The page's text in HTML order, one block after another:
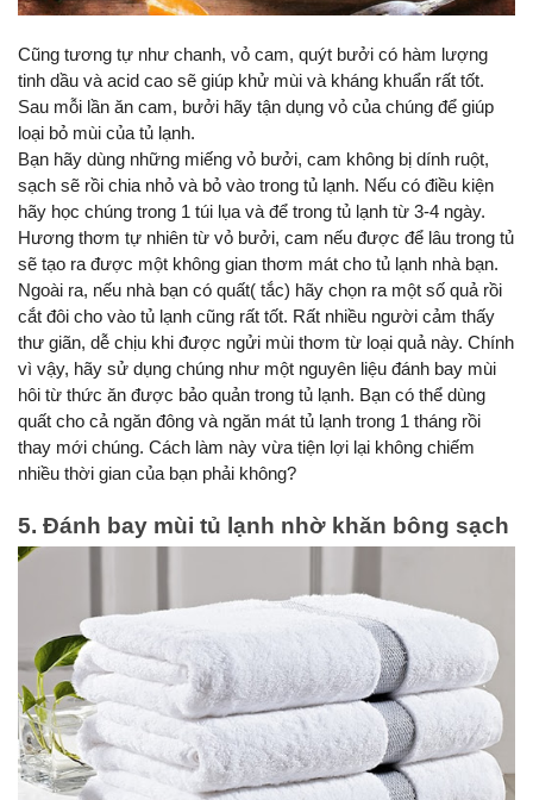
Cũng tương tự như chanh, vỏ cam, quýt bưởi có hàm lượng
tinh dầu và acid cao sẽ giúp khử mùi và kháng khuẩn rất tốt.
Sau mỗi lần ăn cam, bưởi hãy tận dụng vỏ của chúng để giúp
loại bỏ mùi của tủ lạnh.
Bạn hãy dùng những miếng vỏ bưởi, cam không bị dính ruột,
sạch sẽ rồi chia nhỏ và bỏ vào trong tủ lạnh. Nếu có điều kiện
hãy học chúng trong 1 túi lụa và để trong tủ lạnh từ 3-4 ngày.
Hương thơm tự nhiên từ vỏ bưởi, cam nếu được để lâu trong tủ
sẽ tạo ra được một không gian thơm mát cho tủ lạnh nhà bạn.
Ngoài ra, nếu nhà bạn có quất( tắc) hãy chọn ra một số quả rồi
cắt đôi cho vào tủ lạnh cũng rất tốt. Rất nhiều người cảm thấy
thư giãn, dễ chịu khi được ngửi mùi thơm từ loại quả này. Chính
vì vậy, hãy sử dụng chúng như một nguyên liệu đánh bay mùi
hôi từ thức ăn được bảo quản trong tủ lạnh. Bạn có thể dùng
quất cho cả ngăn đông và ngăn mát tủ lạnh trong 1 tháng rồi
thay mới chúng. Cách làm này vừa tiện lợi lại không chiếm
nhiều thời gian của bạn phải không?
5. Đánh bay mùi tủ lạnh nhờ khăn bông sạch